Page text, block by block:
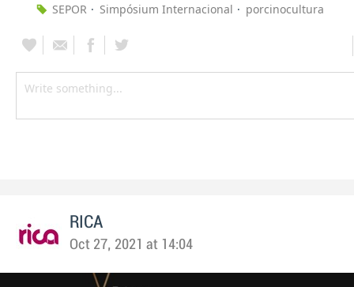
SEPOR
Simpósium Internacional porcinocultura
RICA
Oct 27, 2021 at 14:04